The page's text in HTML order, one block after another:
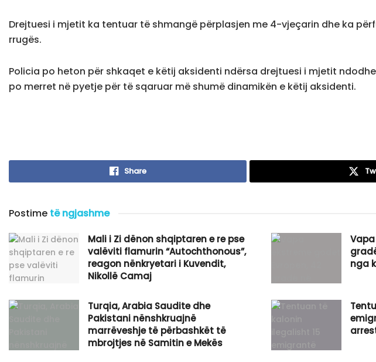
Drejtuesi i mjetit ka tentuar të shmangë përplasjen me 4-vjeçarin dhe ka
rrugës.
Policia po heton për shkaqet e këtij aksidenti ndërsa drejtuesi i mjetit
po merret në pyetje për të sqaruar më shumë dinamikën e këtij aksidenti.
Share
Postime të ngjashme
​Mali i Zi dënon shqiptaren e re pse
valëviti flamurin “Autochthonous”,
reagon nënkryetari i Kuvendit,
Nikollë Camaj
nga
Turqia, Arabia Saudite dhe
Pakistani nënshkruajnë
marrëveshje të përbashkët të
mbrojtjes në Samitin e Mekës